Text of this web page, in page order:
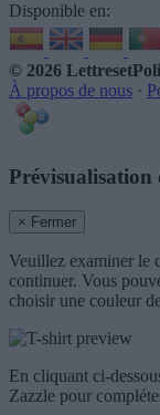
Disponible en:
© 2026
À propos de nous ·
Prévisualisation
× Fermer
Veuillez examiner le
continuer. Vous
choisir une couleur
En cliquant ci-
Zazzle pour